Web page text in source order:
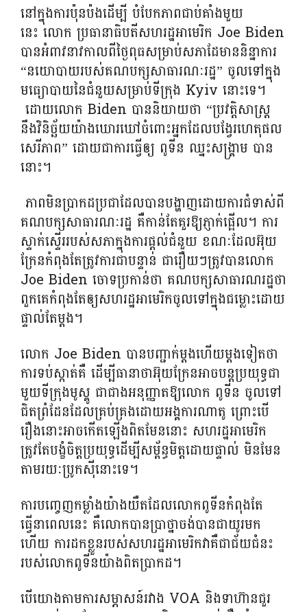
នៅក្នុងការប៉ុនប៉ងដើម្បី បំបែកភាពជាប់គាំងមួយ
នេះ លោក ប្រធានាធិបតីសហរដ្ឋអាមេរិក Joe Biden
បានអំពាវនាវកាលពីថ្ងៃពុធសម្រាប់សភាដែមាននិន្នាការ
“នយោបាយរបស់គណបក្សសាធារណៈរដ្ឋ” ចូលទៅក្នុង
មធ្យោបាយនៃជំនួយសម្រាប់ទីក្រុង Kyiv នោះទេ។
ដោយលោក Biden បាននិយាយថា “ប្រវត្តិសាស្ត្រ
នឹងវិនិច្ឆ័យយ៉ាងឃោរឃៅចំពោះអ្នកដែលបង្វែរហេតុផល
សេរីភាព” ដោយជាការធ្វើឲ្យ ​ពូទីន ​ឈ្នះ​សង្គ្រាម បាន
នោះ។
ភាពមិនប្រាកដប្រជាដែលបានបង្ហាញដោយការជំទាស់ពី
គណបក្សសាធារណៈរដ្ឋ គឺកាន់តែគួរឱ្យភ្ញាក់ផ្អើល។ ការ
ស្ទាក់ស្ទើររបស់សភាក្នុងការផ្តល់ជំនួយ ខណៈដែលអ៊ុយ
ក្រែនកំពុងតែត្រូវការជាបន្ទាន់ ជារឿយៗត្រូវបានលោក
Joe Biden ចោទប្រកាន់ថា គណបក្សសាធារណរដ្ឋថា
ពួកគេកំពុងតែឲ្យសហរដ្ឋអាមេរិកចូលទៅក្នុងជម្លោះដោយ
ផ្ទាល់តែម្តង។
លោក Joe Biden បានបញ្ជាក់ម្តងហើយម្តងទៀតថា
ការទប់ស្កាត់គឺ ដើម្បីធានាថាអ៊ុយក្រែនអាចបន្តប្រយុទ្ធជា
មួយទីក្រុងមូស្គូ ជាជាងអនុញ្ញាតឱ្យលោក ពូទីន ចូលទៅ
ជិតព្រំដែនដែលគ្រប់គ្រងដោយអង្គការណាតូ ព្រោះបើ
រឿងនោះអាចកើតឡើងពិតមែននោះ សហរដ្ឋអាមេរិក
ត្រូវតែបង្ខំចិត្តប្រយុទ្ធដើម្បីសម្ព័ន្ធមិត្តដោយផ្ទាល់ មិនមែន
តាមរយៈប្រូកស៊ីនោះទេ។
​ការ​បញ្ចេញ​កម្លាំងយ៉ាង​យឺត​ដែល​លោកពូទីនកំពុងតែ
ធ្វើនាពេលនេះ គឺលោកបាន​ប្រាថ្នា​ចង់​បាន​ជា​យូរ​មក​
ហើយ ការដកខ្លួនរបស់សហរដ្ឋអាមេរិកវាគឺជាជ័យជំនះ
របស់លោកពូទីនយ៉ាងពិតប្រាកដ។
បើយោងតាមការសម្ភាសន៍រវាង VOA និងទាហ៊ានជួរ